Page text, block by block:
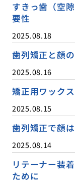
すきっ歯（空
要性
2025.08.18
歯列矯正と顔
2025.08.16
矯正用ワック
2025.08.15
歯列矯正で顔
2025.08.14
リテーナー装
ために